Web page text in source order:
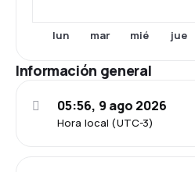
lun mar mié jue
Información general
Hora local (UTC-3)
05:56, 9 ago 2026